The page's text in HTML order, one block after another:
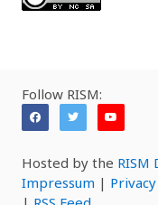
Follow RISM:
Hosted by the RISM
Impressum |